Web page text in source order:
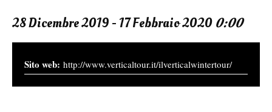
28 Dicembre 2019 - 17 Febbraio 2020 0:00
http://www.verticaltour.it/ilverticalwintertour/